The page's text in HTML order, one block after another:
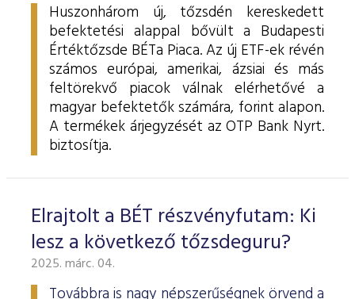
Huszonhárom új, tőzsdén kereskedett
befektetési alappal bővült a Budapesti
Értéktőzsde BÉTa Piaca. Az új ETF-ek révén
számos európai, amerikai, ázsiai és más
feltörekvő piacok válnak elérhetővé a
magyar befektetők számára, forint alapon.
A termékek árjegyzését az OTP Bank Nyrt.
biztosítja.
Elrajtolt a BÉT részvényfutam: Ki
lesz a következő tőzsdeguru?
2025. márc. 04.
Továbbra is nagy népszerűségnek örvend a